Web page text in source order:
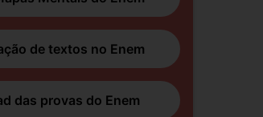
de textos no Enem
das provas do Enem